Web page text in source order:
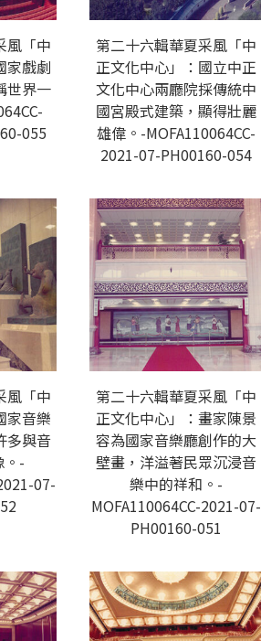
風「中
家戲劇
世界一
055
第二十六輯華夏采風「中
正文化中心」：國立中正
文化中心兩廳院採傳統中
國宮殿式建築，顯得壯麗
雄偉。-MOFA110064CC-
2021-07-PH00160-054
風「中
家音樂
多與音
。-
07-
第二十六輯華夏采風「中
正文化中心」：畫家陳景
容為國家音樂廳創作的大
壁畫，洋溢著民眾沉浸音
樂中的祥和。-
MOFA110064CC-2021-07-
PH00160-051